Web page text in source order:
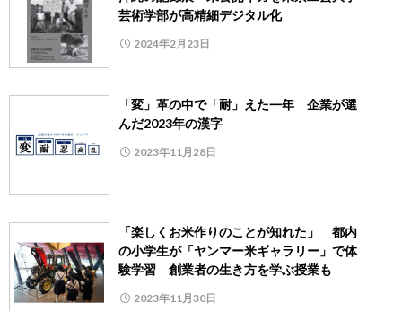
芸術学部が高精細デジタル化
2024年2月23日
「変」革の中で「耐」えた一年 企業が選
んだ2023年の漢字
2023年11月28日
「楽しくお米作りのことが知れた」 都内
の小学生が「ヤンマー米ギャラリー」で体
験学習 創業者の生き方を学ぶ授業も
2023年11月30日